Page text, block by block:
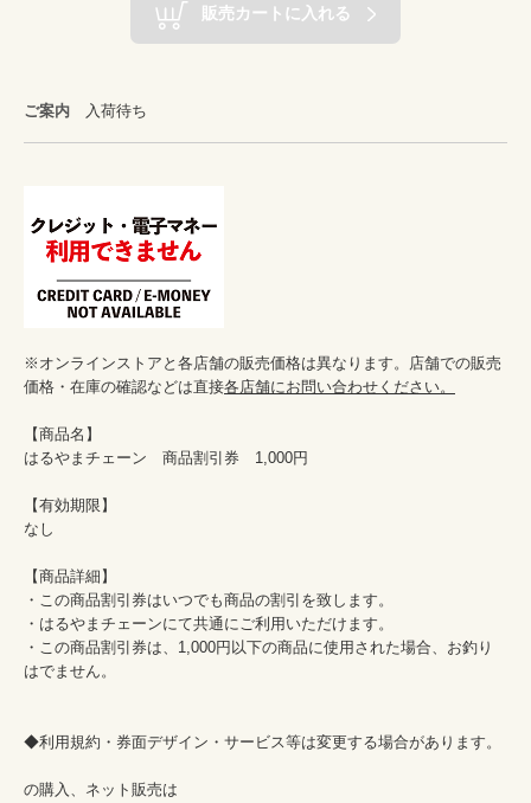
販売カートに入れる
ご案内 入荷待ち
※オンラインストアと各店舗の販売価格は異なります。店舗での販売
価格・在庫の確認などは直接各店舗にお問い合わせください。
【商品名】
はるやまチェーン　商品割引券　1,000円
【有効期限】
なし
【商品詳細】
・この商品割引券はいつでも商品の割引を致します。
・はるやまチェーンにて共通にご利用いただけます。
・この商品割引券は、1,000円以下の商品に使用された場合、お釣り
はでません。
◆利用規約・券面デザイン・サービス等は変更する場合があります。
の購入、ネット販売は